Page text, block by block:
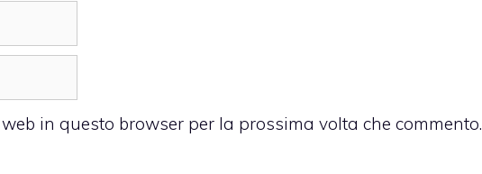
in questo browser per la prossima volta che commento.